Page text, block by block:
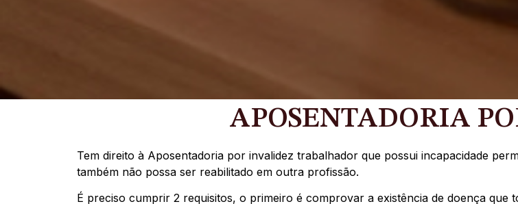
APOSENTADORIA
Tem direito à Aposentadoria por invalidez trabalhador que possui incapacidade
também não possa ser reabilitado em outra profissão.
É preciso cumprir 2 requisitos, o primeiro é comprovar a existência de doença